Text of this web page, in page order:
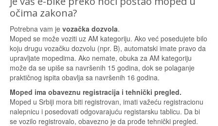
očima zakona?
Potrebna vam je vozačka dozvola.
Moped se može voziti uz AM kategoriju. Ako već posedujete bilo
koju drugu vozačku dozvolu (npr. B), automatski imate pravo da
upravljate mopedima. Ako nemate, obuka za AM kategoriju
može da se upiše sa navršenih 15 godina, dok se polaganje
praktičnog ispita obavlja sa navršenih 16 godina.
Moped ima obaveznu registracija i tehnički pregled.
Moped u Srbiji mora biti registrovan, imati važeću registracionu
nalepnicu i posedovati odgovarajuću registarsku tablicu. Da bi
se vozilo registrovalo, obavezno je da prođe tehnički pregled.